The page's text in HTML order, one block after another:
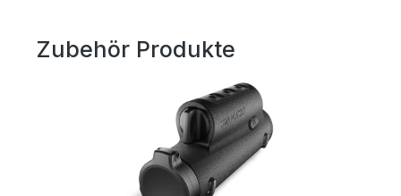
Produktgalerie überspringen
Zubehör Produkte